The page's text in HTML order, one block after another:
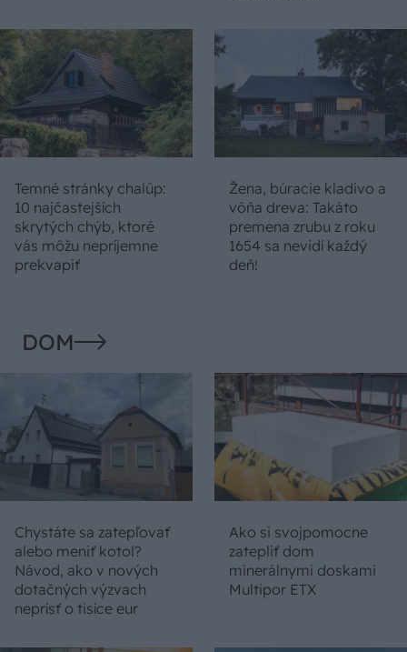
Temné stránky chalúp:
10 najčastejších
skrytých chýb, ktoré
vás môžu nepríjemne
prekvapiť
Žena, búracie kladivo a
vôňa dreva: Takáto
premena zrubu z roku
1654 sa nevidí každý
deň!
DOM
Chystáte sa zatepľovať
alebo meniť kotol?
Návod, ako v nových
dotačných výzvach
neprísť o tisíce eur
Ako si svojpomocne
zatepliť dom
minerálnymi doskami
Multipor ETX